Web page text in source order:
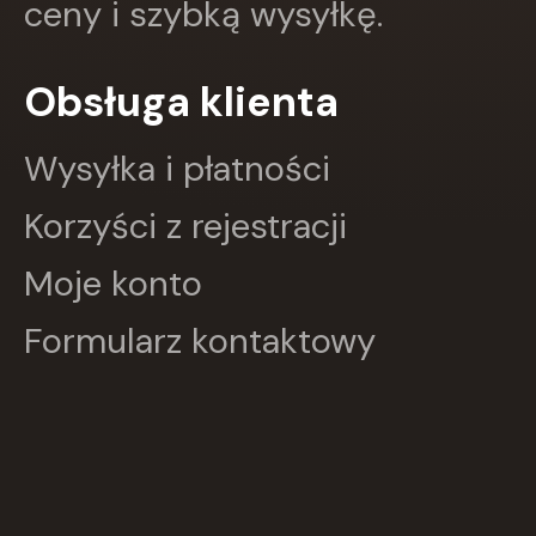
Greg
HARMONIA
Insignis
Jaguar
JEDNOŚĆ
Kangur
karakter
KLUSZCZYŃSKI
KOS
Kram
ceny i szybką wysyłkę.
Obsługa klienta
Wysyłka i płatności
Korzyści z rejestracji
Moje konto
Formularz kontaktowy